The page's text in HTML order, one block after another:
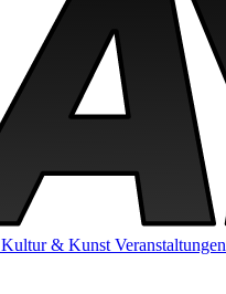
Kultur & Kunst Veranstaltungen